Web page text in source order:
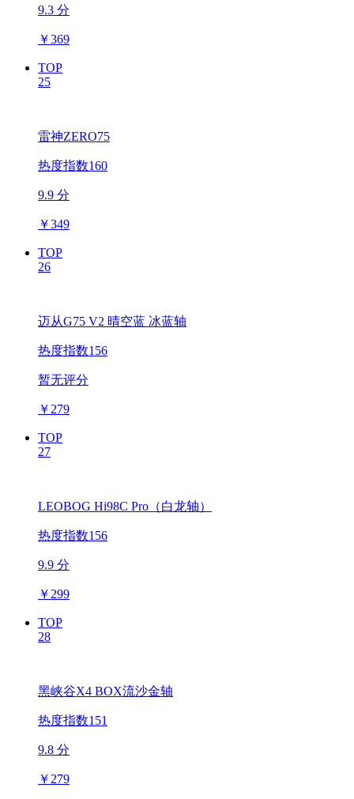
9.3 分
￥369
TOP
25
雷神ZERO75
热度指数160
9.9 分
￥349
TOP
26
迈从G75 V2 晴空蓝 冰蓝轴
热度指数156
暂无评分
￥ 279
TOP
27
LEOBOG Hi98C Pro（白龙轴）
热度指数156
9.9 分
￥ 299
TOP
28
黑峡谷X4 BOX流沙金轴
热度指数151
9.8 分
￥ 279